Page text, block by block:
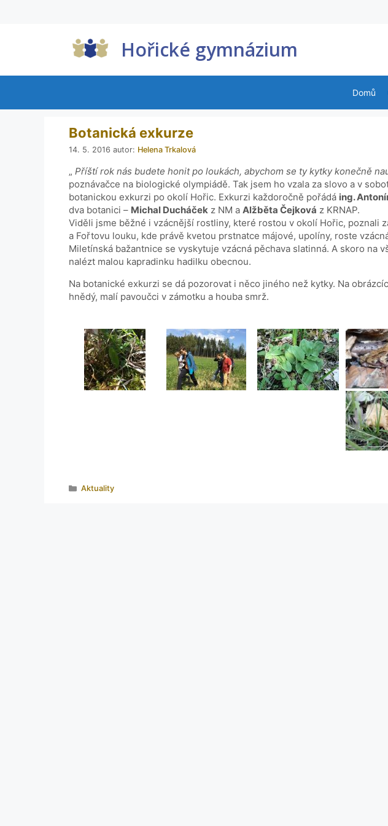
Hořické gymnázium
Domů
Botanická exkurze
14. 5. 2016 autor: Helena Trkalová
„ Příští rok nás budete honit po loukách, abychom se ty kytky konečně
poznávačce na biologické olympiádě. Tak jsem ho vzala za slovo a v
botanickou exkurzi po okolí Hořic. Exkurzi každoročně pořádá ing.
dva botanici – Michal Ducháček z NM a Alžběta Čejková z KRNAP.
Viděli jsme běžné i vzácnější rostliny, které rostou v okolí Hořic, poznali
a Fořtovu louku, kde právě kvetou prstnatce májové, upolíny, roste
Miletínská bažantnice se vyskytuje vzácná pěchava slatinná. A skoro na
nalézt malou kapradinku hadilku obecnou.
Na botanické exkurzi se dá pozorovat i něco jiného než kytky. Na
hnědý, malí pavoučci v zámotku a houba smrž.
Aktuality